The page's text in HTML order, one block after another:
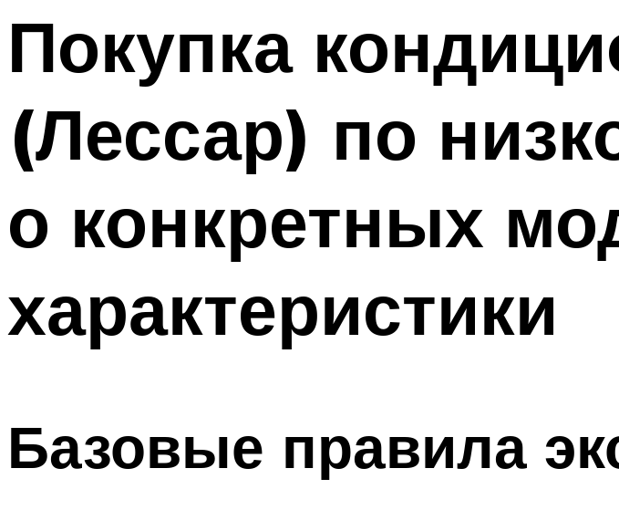
Покупка
(Лессар) по
о конкретных
характеристики
Базовые правила